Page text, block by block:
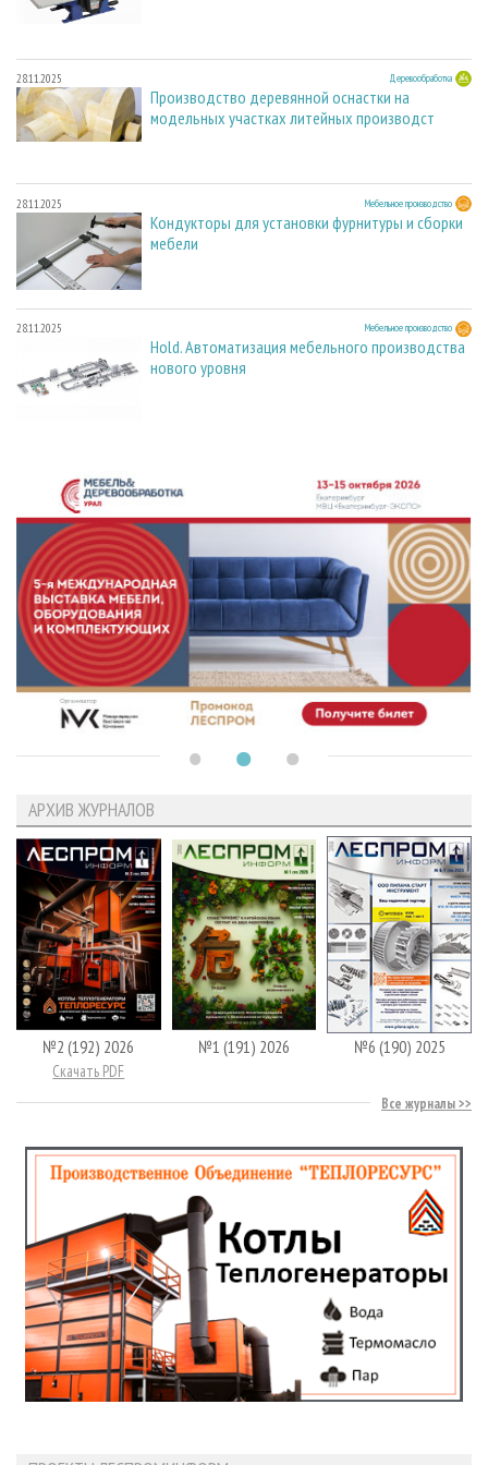
28.11.2025 Деревообработка
Производство деревянной оснастки на
модельных участках литейных производст
28.11.2025 Мебельное производство
Кондукторы для установки фурнитуры и сборки
мебели
28.11.2025 Мебельное производство
Hold. Автоматизация мебельного производства
нового уровня
АРХИВ ЖУРНАЛОВ
№2 (192) 2026
Скачать PDF
№1 (191) 2026 №6 (190) 2025
Все журналы